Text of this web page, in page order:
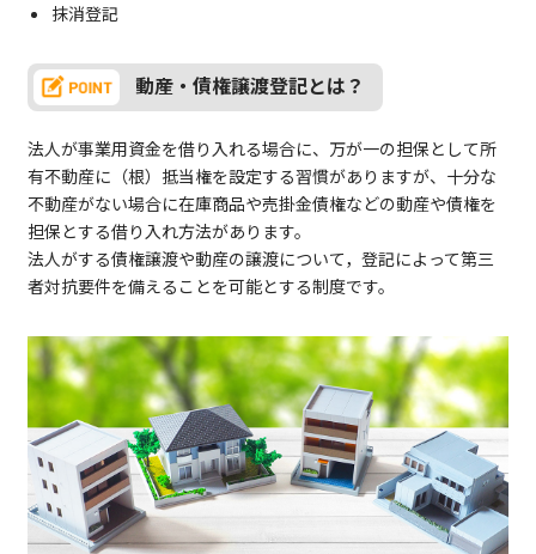
抹消登記
動産・債権譲渡登記とは？
法人が事業用資金を借り入れる場合に、万が一の担保として所
有不動産に（根）抵当権を設定する習慣がありますが、十分な
不動産がない場合に在庫商品や売掛金債権などの動産や債権を
担保とする借り入れ方法があります。
法人がする債権譲渡や動産の譲渡について，登記によって第三
者対抗要件を備えることを可能とする制度です。